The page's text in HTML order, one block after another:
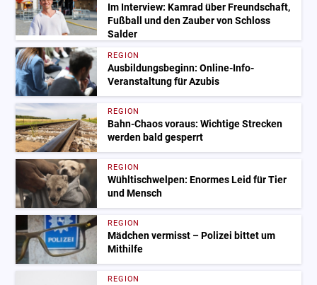
Im Interview: Kamrad über Freundschaft,
Fußball und den Zauber von Schloss
Salder
REGION
Ausbildungsbeginn: Online-Info-
Veranstaltung für Azubis
REGION
Bahn-Chaos voraus: Wichtige Strecken
werden bald gesperrt
REGION
Wühltischwelpen: Enormes Leid für Tier
und Mensch
REGION
Mädchen vermisst – Polizei bittet um
Mithilfe
REGION